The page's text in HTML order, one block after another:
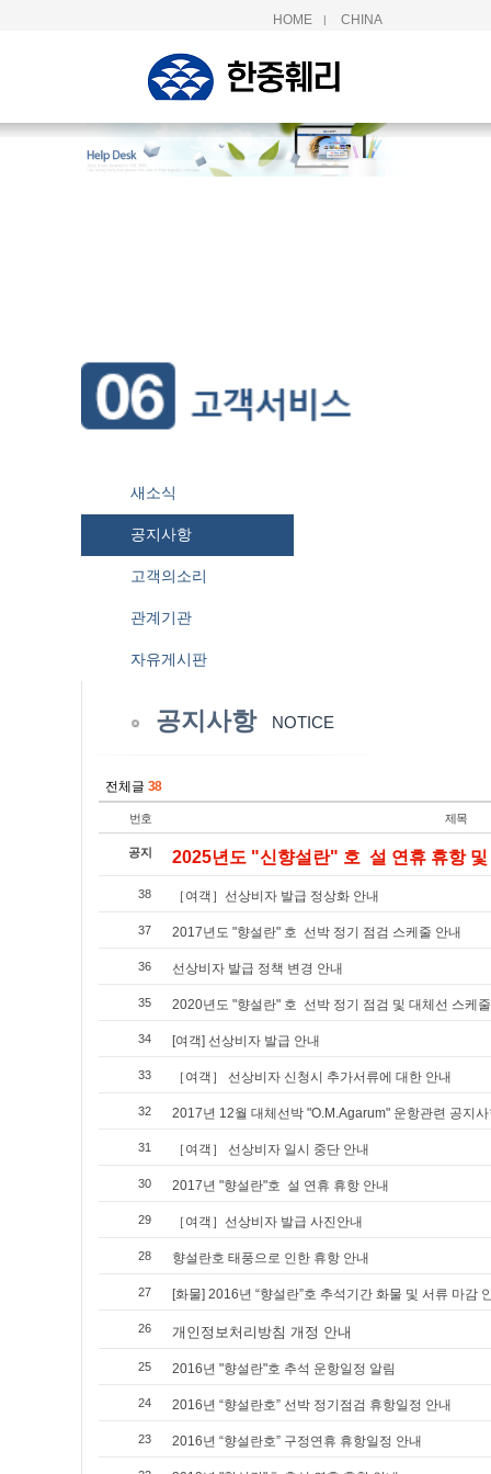
HOME | CHINA
새소식
공지사항
고객의소리
관계기관
자유게시판
공지사항 NOTICE
전체글 38
번호 제목
공지 2025년도 "신향설란" 호 설 연휴 휴항 및
38 ［여객］선상비자 발급 정상화 안내
37 2017년도 "향설란" 호 선박 정기 점검 스케줄 안내
36 선상비자 발급 정책 변경 안내
35 2020년도 "향설란" 호 선박 정기 점검 및 대체선 스케
34 [여객] 선상비자 발급 안내
33 ［여객］ 선상비자 신청시 추가서류에 대한 안내
32 2017년 12월 대체선박 "O.M.Agarum" 운항관련 공지
31 ［여객］ 선상비자 일시 중단 안내
30 2017년 "향설란"호 설 연휴 휴항 안내
29 ［여객］선상비자 발급 사진안내
28 향설란호 태풍으로 인한 휴항 안내
27 [화물] 2016년 “향설란”호 추석기간 화물 및 서류 마감
26 개인정보처리방침 개정 안내
25 2016년 "향설란"호 추석 운항일정 알림
24 2016년 “향설란호” 선박 정기점검 휴항일정 안내
23 2016년 “향설란호” 구정연휴 휴항일정 안내